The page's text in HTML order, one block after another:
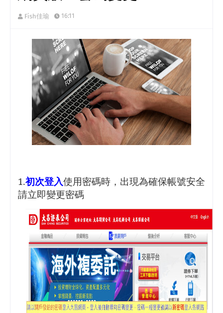
Fish佳瑜 16:11
1.初次登入使用密碼時，出現為確保帳號安全
請立即變更密碼